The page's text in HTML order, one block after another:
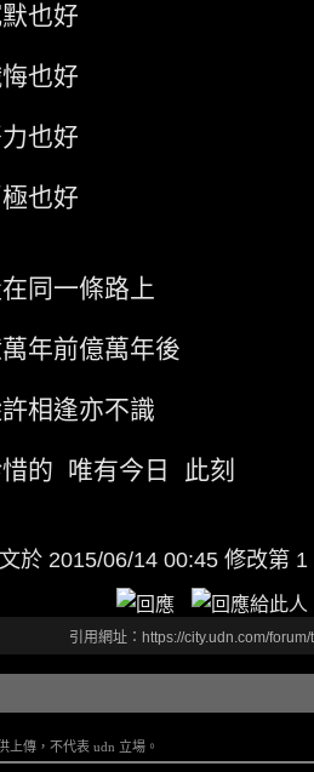
也好
也好
也好
也好
同一條路上
年前億萬年後
相逢亦不識
的 唯有今日 此刻
於 2015/06/14 00:45 修改第 1
引用網址：https://city.udn.com/
上傳，不代表 udn 立場。